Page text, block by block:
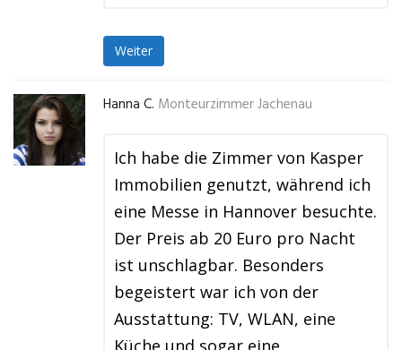
Weiter
Hanna C. Monteurzimmer Jachenau
Ich habe die Zimmer von Kasper
Immobilien genutzt, während ich
eine Messe in Hannover besuchte.
Der Preis ab 20 Euro pro Nacht
ist unschlagbar. Besonders
begeistert war ich von der
Ausstattung: TV, WLAN, eine
Küche und sogar eine